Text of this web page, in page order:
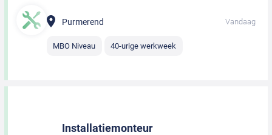
Purmerend Vandaag
MBO Niveau 40-urige werkweek
Installatiemonteur